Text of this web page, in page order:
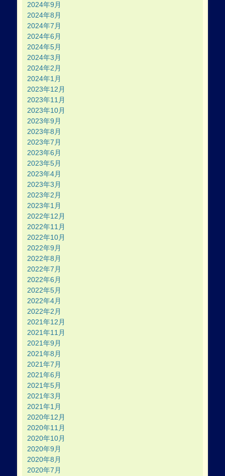
2024年9月
2024年8月
2024年7月
2024年6月
2024年5月
2024年3月
2024年2月
2024年1月
2023年12月
2023年11月
2023年10月
2023年9月
2023年8月
2023年7月
2023年6月
2023年5月
2023年4月
2023年3月
2023年2月
2023年1月
2022年12月
2022年11月
2022年10月
2022年9月
2022年8月
2022年7月
2022年6月
2022年5月
2022年4月
2022年2月
2021年12月
2021年11月
2021年9月
2021年8月
2021年7月
2021年6月
2021年5月
2021年3月
2021年1月
2020年12月
2020年11月
2020年10月
2020年9月
2020年8月
2020年7月